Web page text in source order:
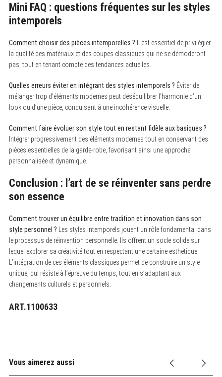
Mini FAQ : questions fréquentes sur les styles
intemporels
Comment choisir des pièces intemporelles ? Il est essentiel de privilégier
la qualité des matériaux et des coupes classiques qui ne se démoderont
pas, tout en tenant compte des tendances actuelles.
Quelles erreurs éviter en intégrant des styles intemporels ? Éviter de
mélanger trop d’éléments modernes peut déséquilibrer l’harmonie d’un
look ou d’une pièce, conduisant à une incohérence visuelle.
Comment faire évoluer son style tout en restant fidèle aux basiques ?
Intégrer progressivement des éléments modernes tout en conservant des
pièces essentielles de la garde-robe, favorisant ainsi une approche
personnalisée et dynamique.
Conclusion : l’art de se réinventer sans perdre
son essence
Comment trouver un équilibre entre tradition et innovation dans son
style personnel ? Les styles intemporels jouent un rôle fondamental dans
le processus de réinvention personnelle. Ils offrent un socle solide sur
lequel explorer sa créativité tout en respectant une certaine esthétique.
L’intégration de ces éléments classiques permet de construire un style
unique, qui résiste à l’épreuve du temps, tout en s’adaptant aux
changements culturels et personnels.
ART.1100633
Vous aimerez aussi